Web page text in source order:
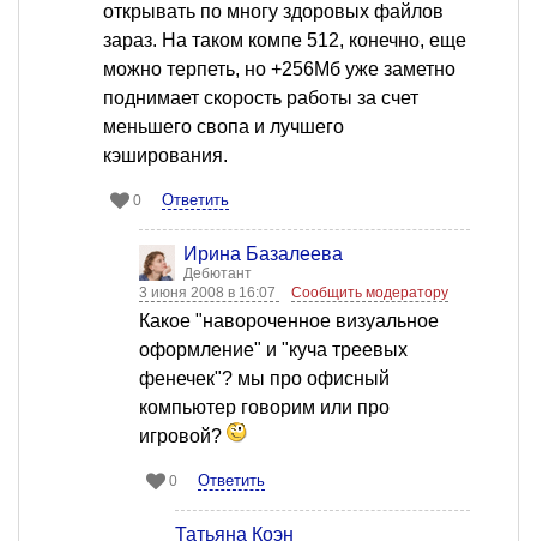
открывать по многу здоровых файлов
зараз. На таком компе 512, конечно, еще
можно терпеть, но +256Мб уже заметно
поднимает скорость работы за счет
меньшего свопа и лучшего
кэширования.
0 Ответить
Ирина Базалеева
Дебютант
3 июня 2008 в 16:07
Сообщить модератору
Какое "навороченное визуальное
оформление" и "куча треевых
фенечек"? мы про офисный
компьютер говорим или про
игровой?
0 Ответить
Татьяна Коэн